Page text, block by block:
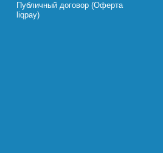
Публичный договор (Оферта
liqpay)